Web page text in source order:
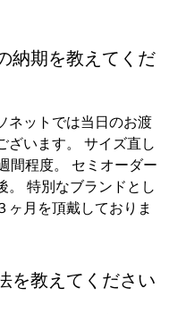
納期を教えてくだ
ネットでは当日のお渡
ざいます。 サイズ直し
間程度。 セミオーダー
。 特別なブランドとし
ヶ月を頂戴しておりま
を教えてください